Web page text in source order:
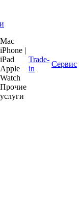
Mac
iPhone |
iPad
Apple
Watch
Прочие
услуги
Trade-
in
Сервис